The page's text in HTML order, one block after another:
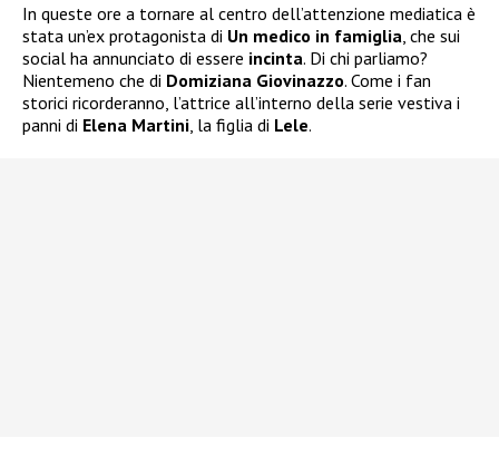
In queste ore a tornare al centro dell’attenzione mediatica è
stata un’ex protagonista di Un medico in famiglia , che sui
social ha annunciato di essere incinta. Di chi parliamo?
Nientemeno che di Domiziana Giovinazzo. Come i fan
storici ricorderanno, l’attrice all’interno della serie vestiva i
panni di Elena Martini , la figlia di Lele.